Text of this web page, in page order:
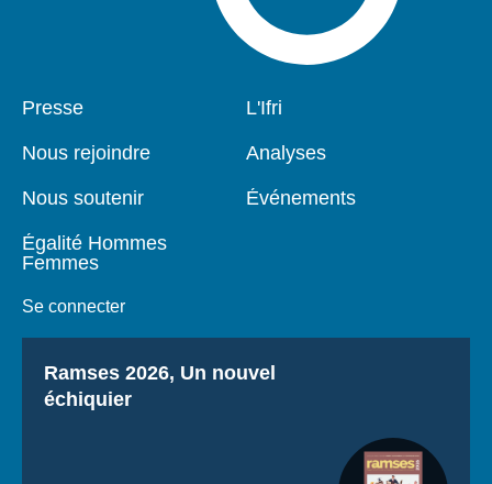
Pied
Presse
Nous rejoindre
Nous soutenir
Égalité Hommes
Femmes
Se connecter
Navigation
L'Ifri
Analyses
Événements
Titre
Ramses 2026, Un nouvel
échiquier